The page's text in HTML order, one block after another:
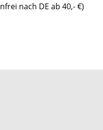
nach DE ab 40,- €)